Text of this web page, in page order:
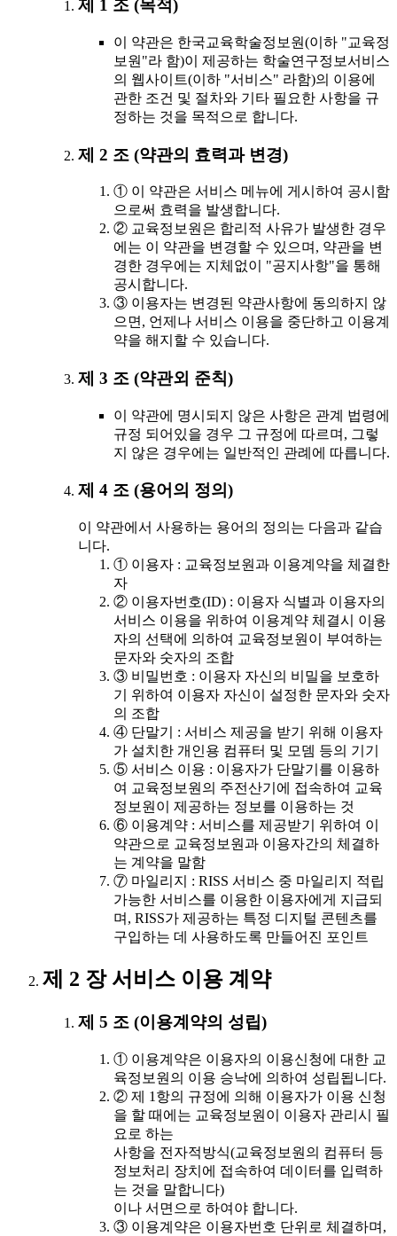
제 1 조 (목적)
이 약관은 한국교육학술정보원(이하 "교육정
보원"라 함)이 제공하는 학술연구정보서비스
의 웹사이트(이하 "서비스" 라함)의 이용에
관한 조건 및 절차와 기타 필요한 사항을 규
정하는 것을 목적으로 합니다.
제 2 조 (약관의 효력과 변경)
① 이 약관은 서비스 메뉴에 게시하여 공시함
으로써 효력을 발생합니다.
② 교육정보원은 합리적 사유가 발생한 경우
에는 이 약관을 변경할 수 있으며, 약관을 변
경한 경우에는 지체없이 "공지사항"을 통해
공시합니다.
③ 이용자는 변경된 약관사항에 동의하지 않
으면, 언제나 서비스 이용을 중단하고 이용계
약을 해지할 수 있습니다.
제 3 조 (약관외 준칙)
이 약관에 명시되지 않은 사항은 관계 법령에
규정 되어있을 경우 그 규정에 따르며, 그렇
지 않은 경우에는 일반적인 관례에 따릅니다.
제 4 조 (용어의 정의)
이 약관에서 사용하는 용어의 정의는 다음과 같습
니다.
① 이용자 : 교육정보원과 이용계약을 체결한
자
② 이용자번호(ID) : 이용자 식별과 이용자의
서비스 이용을 위하여 이용계약 체결시 이용
자의 선택에 의하여 교육정보원이 부여하는
문자와 숫자의 조합
③ 비밀번호 : 이용자 자신의 비밀을 보호하
기 위하여 이용자 자신이 설정한 문자와 숫자
의 조합
④ 단말기 : 서비스 제공을 받기 위해 이용자
가 설치한 개인용 컴퓨터 및 모뎀 등의 기기
⑤ 서비스 이용 : 이용자가 단말기를 이용하
여 교육정보원의 주전산기에 접속하여 교육
정보원이 제공하는 정보를 이용하는 것
⑥ 이용계약 : 서비스를 제공받기 위하여 이
약관으로 교육정보원과 이용자간의 체결하
는 계약을 말함
⑦ 마일리지 : RISS 서비스 중 마일리지 적립
가능한 서비스를 이용한 이용자에게 지급되
며, RISS가 제공하는 특정 디지털 콘텐츠를
구입하는 데 사용하도록 만들어진 포인트
제 2 장 서비스 이용 계약
제 5 조 (이용계약의 성립)
① 이용계약은 이용자의 이용신청에 대한 교
육정보원의 이용 승낙에 의하여 성립됩니다.
② 제 1항의 규정에 의해 이용자가 이용 신청
을 할 때에는 교육정보원이 이용자 관리시 필
요로 하는
사항을 전자적방식(교육정보원의 컴퓨터 등
정보처리 장치에 접속하여 데이터를 입력하
는 것을 말합니다)
이나 서면으로 하여야 합니다.
③ 이용계약은 이용자번호 단위로 체결하며,